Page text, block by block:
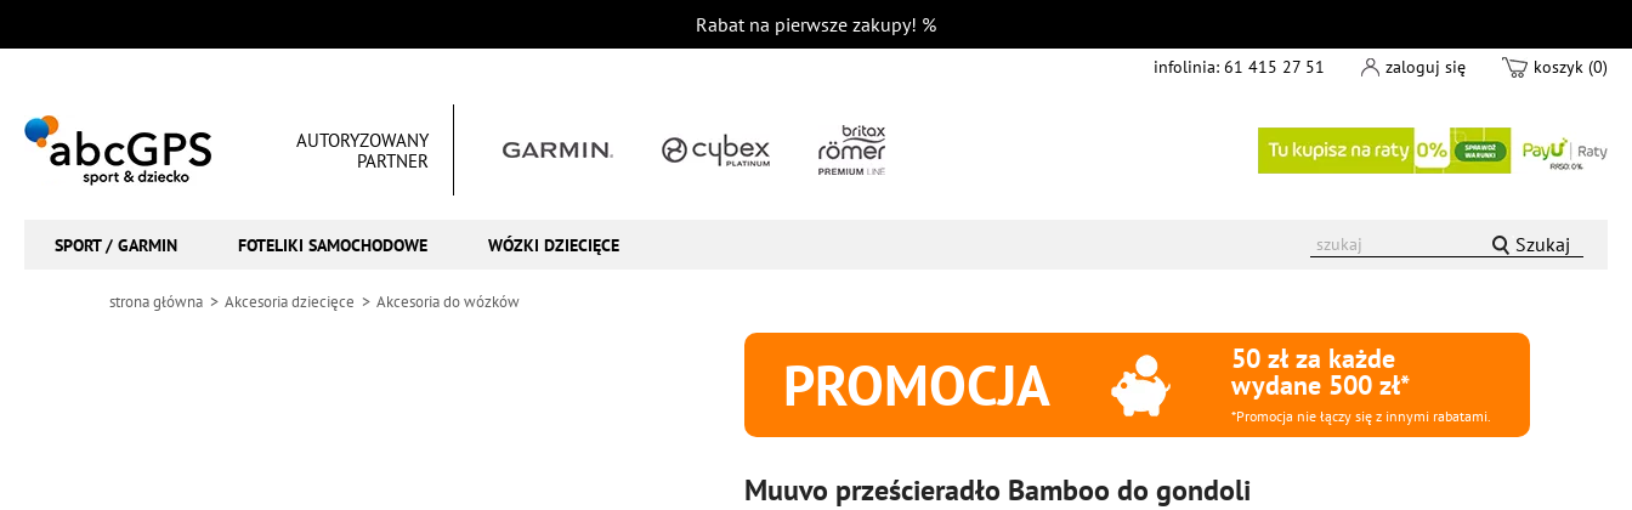
Rabat na pierwsze zakupy! %
infolinia: 61 415 27 51 zaloguj się koszyk (0)
AUTORYZOWANY
PARTNER
SPORT / GARMIN FOTELIKI SAMOCHODOWE WÓZKI DZIECIĘCE Szukaj
strona główna Akcesoria dziecięce Akcesoria do wózków
PROMOCJA 50 zł za każde
wydane 500 zł*
*Promocja nie łączy się z innymi rabatami.
Muuvo prześcieradło Bamboo do gondoli